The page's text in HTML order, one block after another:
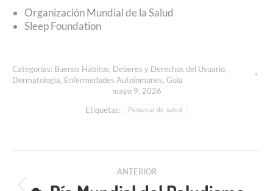
Organización Mundial de la Salud
Sleep Foundation
Categorías: Buenos Hábitos, Deberes y Derechos del Usuario,
Dermatologia, Enfermedades Autoinmunes, Guia
mayo 9, 2026
Etiquetas:
Personal de salud
ANTERIOR